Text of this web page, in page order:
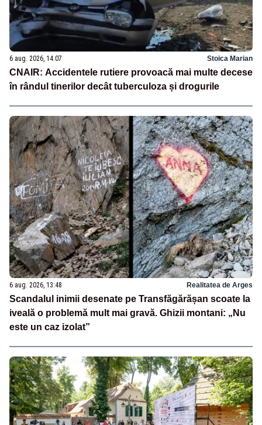
6 aug. 2026, 14:07 Stoica Marian
CNAIR: Accidentele rutiere provoacă mai multe decese
în rândul tinerilor decât tuberculoza și drogurile
6 aug. 2026, 13:48 Realitatea de Arges
Scandalul inimii desenate pe Transfăgărășan scoate la
iveală o problemă mult mai gravă. Ghizii montani: „Nu
este un caz izolat”